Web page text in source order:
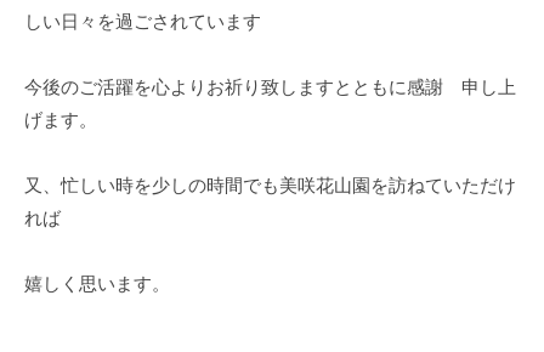
しい日々を過ごされています
今後のご活躍を心よりお祈り致しますとともに感謝 申し上
げます。
又、忙しい時を少しの時間でも美咲花山園を訪ねていただけ
れば
嬉しく思います。